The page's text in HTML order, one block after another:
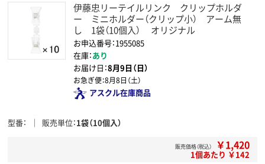
伊藤忠リーテイルリンク クリップホルダ
ー ミニホルダー（クリップ小） アーム無
し 1袋（10個入） オリジナル
お申込番号：1955085
在庫：あり
お届け日：8月9日（日）
お急ぎ便：8月8日（土）
アスクル在庫商品
型番 販売単位 1袋（10個入）
販売価格（税込） ￥1,420
1個あたり ￥142